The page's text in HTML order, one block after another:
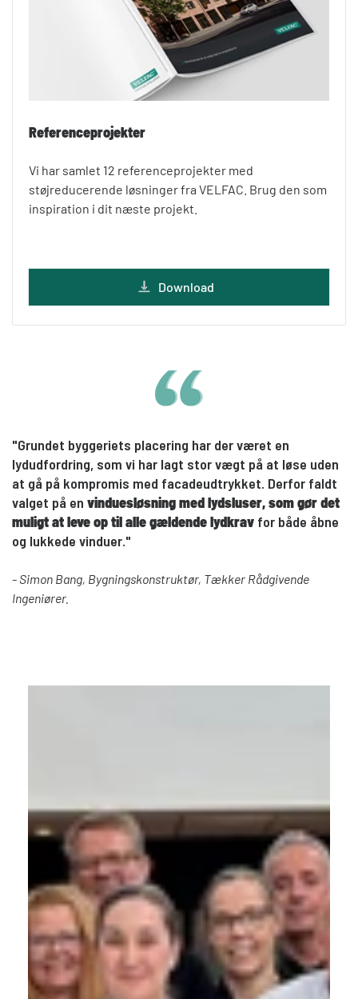
Referenceprojekter
Vi har samlet 12 referenceprojekter med
støjreducerende løsninger fra VELFAC. Brug den som
inspiration i dit næste projekt.
Download
"Grundet byggeriets placering har der været en
lydudfordring, som vi har lagt stor vægt på at løse uden
at gå på kompromis med facadeudtrykket. Derfor faldt
valget på en vinduesløsning med lydsluser, som gør det
muligt at leve op til alle gældende lydkrav for både åbne
og lukkede vinduer."
- Simon Bang, Bygningskonstruktør, Tækker Rådgivende
Ingeniører.